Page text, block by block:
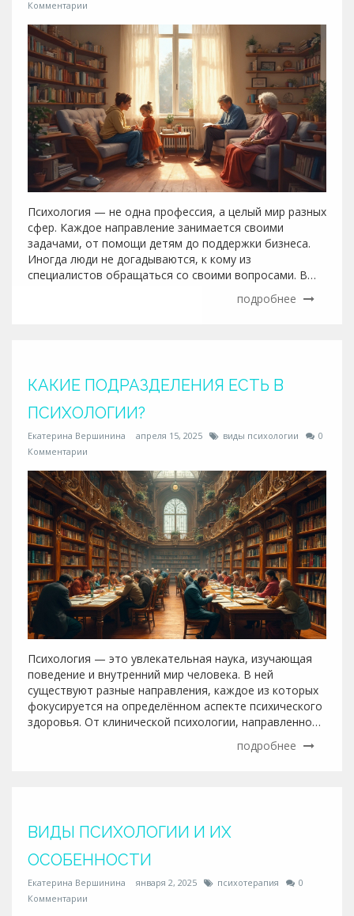
Комментарии
Психология — не одна профессия, а целый мир разных
сфер. Каждое направление занимается своими
задачами, от помощи детям до поддержки бизнеса.
Иногда люди не догадываются, к кому из
специалистов обращаться со своими вопросами. В
этом материале разберёмся, какие бывают сферы в
психологии, как они работают и на что реально
подробнее
КАКИЕ ПОДРАЗДЕЛЕНИЯ ЕСТЬ В
ПСИХОЛОГИИ?
Екатерина Вершинина апреля 15, 2025 виды психологии
0
Комментарии
Психология — это увлекательная наука, изучающая
поведение и внутренний мир человека. В ней
существуют разные направления, каждое из которых
фокусируется на определённом аспекте психического
здоровья. От клинической психологии, направленной
проблемами, до социальной психологии, исследующей
подробнее
ВИДЫ ПСИХОЛОГИИ И ИХ
ОСОБЕННОСТИ
Екатерина Вершинина января 2, 2025 психотерапия
0
Комментарии